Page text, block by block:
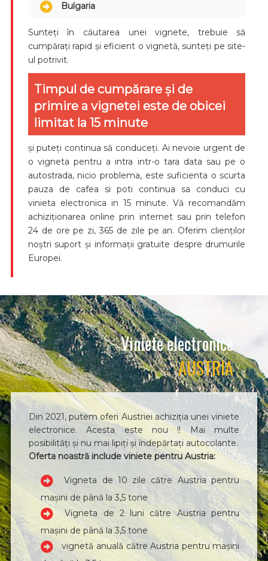
Bulgaria
Sunteți în căutarea unei vignete, trebuie să
cumpărați rapid și eficient o vignetă, sunteți pe site-
ul potrivit.
Timpul de cumpărare și de
primire a vignetei este de obicei
limitat la 15 minute
și puteți continua să conduceți. Ai nevoie urgent de
o vigneta pentru a intra intr-o tara data sau pe o
autostrada, nicio problema, este suficienta o scurta
pauza de cafea si poti continua sa conduci cu
vinieta electronica in 15 minute. Vă recomandăm
achiziționarea online prin internet sau prin telefon
24 de ore pe zi, 365 de zile pe an. Oferim clienților
noștri suport și informații gratuite despre drumurile
Europei.
Viniete electronice
AUSTRIA
Din 2021, putem oferi Austriei achiziția unei viniete
electronice. Acesta este nou !! Mai multe
posibilități și nu mai lipiți și îndepărtați autocolante.
Oferta noastră include viniete pentru Austria:
Vigneta de 10 zile către Austria pentru
mașini de până la 3,5 tone
Vigneta de 2 luni către Austria pentru
mașini de până la 3,5 tone
vignetă anuală către Austria pentru mașini